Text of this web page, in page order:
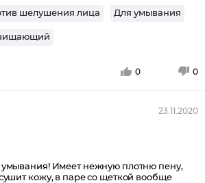
шелушения лица Для умывания
0 0
23.11.2020
Имеет нежную плотню пену,
кожу, в паре со щеткой вообще